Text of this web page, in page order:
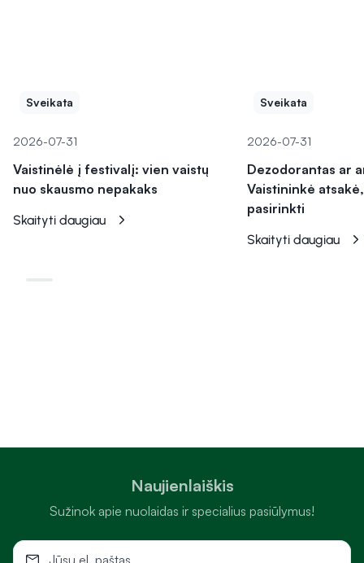
Sveikata
2026-07-31
Vaistinėlė į festivalį: vien vaistų
nuo skausmo nepakaks
Skaityti daugiau
Sveikata
2026-07-31
Dezodorantas ar
Vaistininkė
pasirinkti
Skaityti daugiau
Naujienlaiškis
Sužinok apie nuolaidas ir specialius pasiūlymus!